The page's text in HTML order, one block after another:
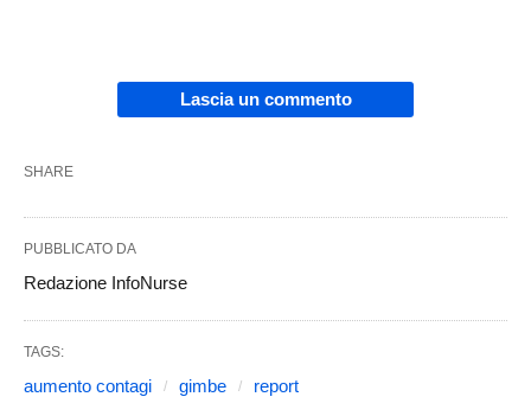
Lascia un commento
SHARE
PUBBLICATO DA
Redazione InfoNurse
TAGS:
aumento contagi gimbe report